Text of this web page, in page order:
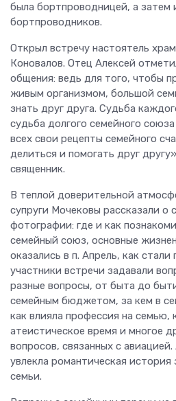
была бортпроводницей, а затем
бортпроводников.
Открыл встречу настоятель
Коновалов. Отец Алексей
общения: ведь для того, чтобы
живым организмом, большой
знать друг друга. Судьба
судьба долгого семейного
всех свои рецепты семейного
делиться и помогать друг
священник.
В теплой доверительной
супруги Мочековы рассказали о
фотографии: где и как
семейный союз, основные
оказались в п. Апрель, как
участники встречи задавали
разные вопросы, от быта до
семейным бюджетом, за кем в
как влияла профессия на семью,
атеистическое время и многое
вопросов, связанных с
увлекла романтическая история
семьи.